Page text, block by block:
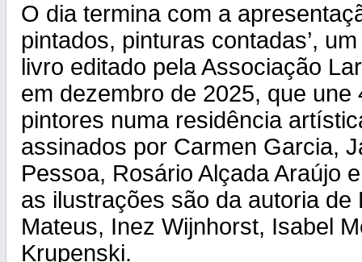
O dia termina com a
pintados, pinturas contadas’,
livro editado pela Associação
em dezembro de 2025, que une
pintores numa residência
assinados por Carmen Garcia,
Pessoa, Rosário Alçada Araújo
as ilustrações são da autoria de
Mateus, Inez Wijnhorst, Isabel
Krupenski.